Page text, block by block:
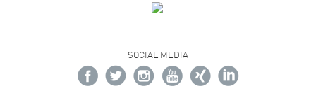
SOCIAL MEDIA